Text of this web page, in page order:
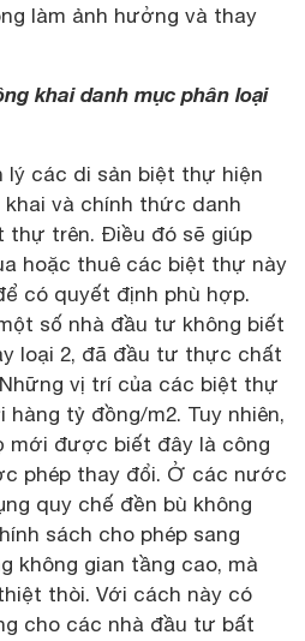
làm ảnh hưởng và thay
khai danh mục phân loại
lý các di sản biệt thự hiện
và chính thức danh
thự trên. Điều đó sẽ giúp
hoặc thuê các biệt thự này
có quyết định phù hợp.
số nhà đầu tư không biết
loại 2, đã đầu tư thực chất
vị trí của các biệt thự
tỷ đồng/m2. Tuy nhiên,
mới được biết đây là công
phép thay đổi. Ở các nước
quy chế đền bù không
sách cho phép sang
không gian tầng cao, mà
thòi. Với cách này có
cho các nhà đầu tư bất